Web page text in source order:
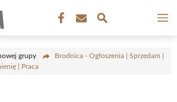
grupy
Brodnica - Ogłoszenia | Sprzedam |
| Praca